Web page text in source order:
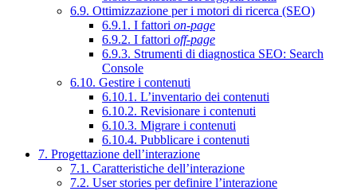
6.9. Ottimizzazione per i motori di ricerca (SEO)
6.9.1. I fattori on-page
6.9.2. I fattori off-page
6.9.3. Strumenti di diagnostica SEO: Search
Console
6.10. Gestire i contenuti
6.10.1. L’inventario dei contenuti
6.10.2. Revisionare i contenuti
6.10.3. Migrare i contenuti
6.10.4. Pubblicare i contenuti
7. Progettazione dell’interazione
7.1. Caratteristiche dell’interazione
7.2. User stories per definire l’interazione